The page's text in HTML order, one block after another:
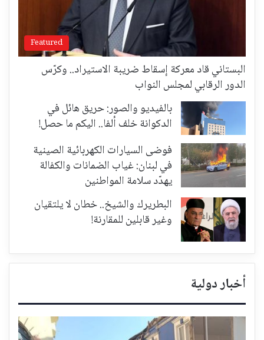
Featured
البستاني قاد معركة إسقاط ضريبة الاستيراد.. وكرّس
الدور الرقابي لمجلس النواب
بالفيديو والصور: حريق هائل في
الدكوانة خلف ألفا.. اليكم ما حصل!
فوضى السيارات الكهربائية الصينية
في لبنان: غياب الضمانات والكفالة
يهدّد سلامة المواطنين
البطريرك والشيخ.. خطان لا يلتقيان
وغير قابلين للمقارنة!
أخبار دولية